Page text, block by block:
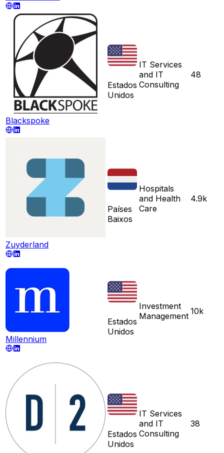
Blackspoke
Estados
Unidos
IT Services
and IT
Consulting
48
Zuyderland
Países
Baixos
Hospitals
and Health
Care
4.9k
Millennium
Estados
Unidos
Investment
Management 10k
Estados
Unidos
IT Services
and IT
Consulting
38